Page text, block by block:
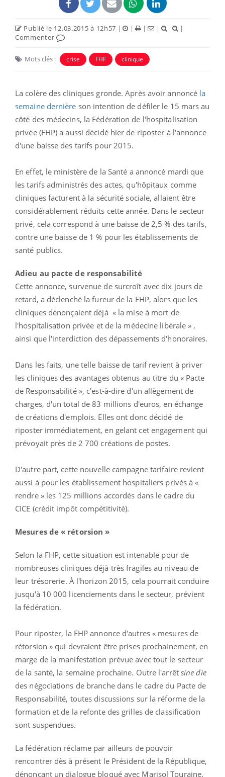
Publié le 12.03.2015 à 12h57 | | | |
|
Commenter
Mots clés : crise FHF clinique
La colère des cliniques gronde. Après avoir annoncé la
semaine dernière son intention de défiler le 15 mars au
côté des médecins, la Fédération de l'hospitalisation
privée (FHP) a aussi décidé hier de riposter à l'annonce
d'une baisse des tarifs pour 2015.
En effet, le ministère de la Santé a annoncé mardi que
les tarifs administrés des actes, qu'hôpitaux comme
cliniques facturent à la sécurité sociale, allaient être
considérablement réduits cette année. Dans le secteur
privé, cela correspond à une baisse de 2,5 % des tarifs,
contre une baisse de 1 % pour les établissements de
santé publics.
Adieu au pacte de responsabilité
Cette annonce, survenue de surcroît avec dix jours de
retard, a déclenché la fureur de la FHP, alors que les
cliniques dénonçaient déjà « la mise à mort de
l'hospitalisation privée et de la médecine libérale » ,
ainsi que l'interdiction des dépassements d'honoraires.
Dans les faits, une telle baisse de tarif revient à priver
les cliniques des avantages obtenus au titre du « Pacte
de Responsabilité », c'est-à-dire d'un allègement de
charges, d'un total de 83 millions d'euros, en échange
de créations d'emplois. Elles ont donc décidé de
riposter immédiatement, en gelant cet engagement qui
prévoyait près de 2 700 créations de postes.
D'autre part, cette nouvelle campagne tarifaire revient
aussi à pour les établissement hospitaliers privés à «
rendre » les 125 millions accordés dans le cadre du
CICE (crédit impôt compétitivité).
Mesures de « rétorsion »
Selon la FHP, cette situation est intenable pour de
nombreuses cliniques déjà très fragiles au niveau de
leur trésorerie. À l'horizon 2015, cela pourrait conduire
jusqu'à 10 000 licenciements dans le secteur, prévient
la fédération.
Pour riposter, la FHP annonce d'autres « mesures de
rétorsion » qui devraient être prises prochainement, en
marge de la manifestation prévue avec tout le secteur
de la santé, la semaine prochaine. Outre l'arrêt sine die
des négociations de branche dans le cadre du Pacte de
Responsabilité, toutes discussions sur la réforme de la
formation et de la refonte des grilles de classification
sont suspendues.
La fédération réclame par ailleurs de pouvoir
rencontrer dès à présent le Président de la République,
dénonçant un dialogue bloqué avec Marisol Touraine.